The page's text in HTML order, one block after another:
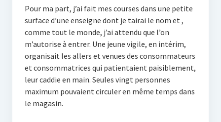
En español
In english
Pour ma part, j’ai fait mes courses dans une petite
surface d’une enseigne dont je tairai le nom et ,
comme tout le monde, j’ai attendu que l’on
m’autorise à entrer. Une jeune vigile, en intérim,
organisait les allers et venues des consommateurs
et consommatrices qui patientaient paisiblement,
leur caddie en main. Seules vingt personnes
maximum pouvaient circuler en même temps dans
le magasin.